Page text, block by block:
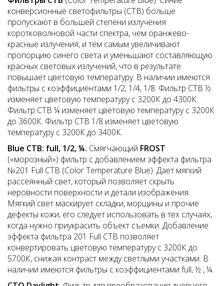
конверсионные светофильтры (СТВ) больше
пропускают в большей степени излучения
коротковолновой части спектра, чем оранжево-
красные излучения, и тем самым увеличивают
пропорцию синего света и уменьшают составляющую
красных световых излучений, что в результате
повышает цветовую температуру. В наличии имеются
фильтры с коэффициентами 1/2, 1/4, 1/8. Фильтр CTB ½
изменяет цветовую температуру с 3200К до 4300К.
Фильтр CTB ¼ изменяет цветовую температуру с 3200К
до 3600К. Фильтр CTB 1/8 изменяет цветовую
температуру с 3200К до 3400К.
Blue CTB: full, 1/2, ¼. Смягчающий FROST
(«морозный») фильтр с добавлением эффекта фильтра
№201 Full CTB (Color Temperature Вlue). Дает мягкий
рассеянный свет, который позволяет скрыть
неровности поверхности и детали изображения.
Мягкий свет маскирует складки, морщины и прочие
дефекты кожи, его следует использовать в тех случаях,
когда нужно приукрасить объект съемки. Добавление
эффекта фильтра 201 Full CTB позволяет
конвертировать цветовую температуру с 3200К до
5700К, снижая контраст между светлыми участками. В
наличии имеются фильтры с коэффициентами full, ½ , ¼.